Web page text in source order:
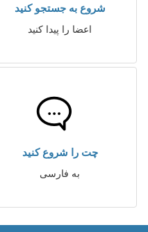
شروع به جستجو کنید
اعضا را پیدا کنید
چت را شروع کنید
به فارسی